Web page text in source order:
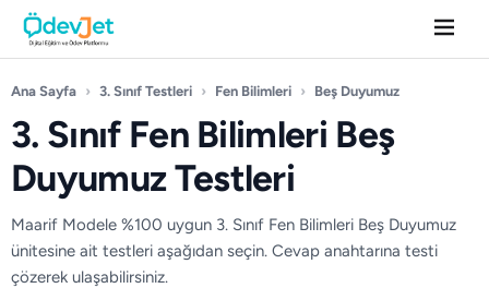
Ana Sayfa › 3. Sınıf Testleri › Fen Bilimleri › Beş Duyumuz
3. Sınıf Fen Bilimleri Beş
Duyumuz Testleri
Maarif Modele %100 uygun 3. Sınıf Fen Bilimleri Beş Duyumuz
ünitesine ait testleri aşağıdan seçin. Cevap anahtarına testi
çözerek ulaşabilirsiniz.